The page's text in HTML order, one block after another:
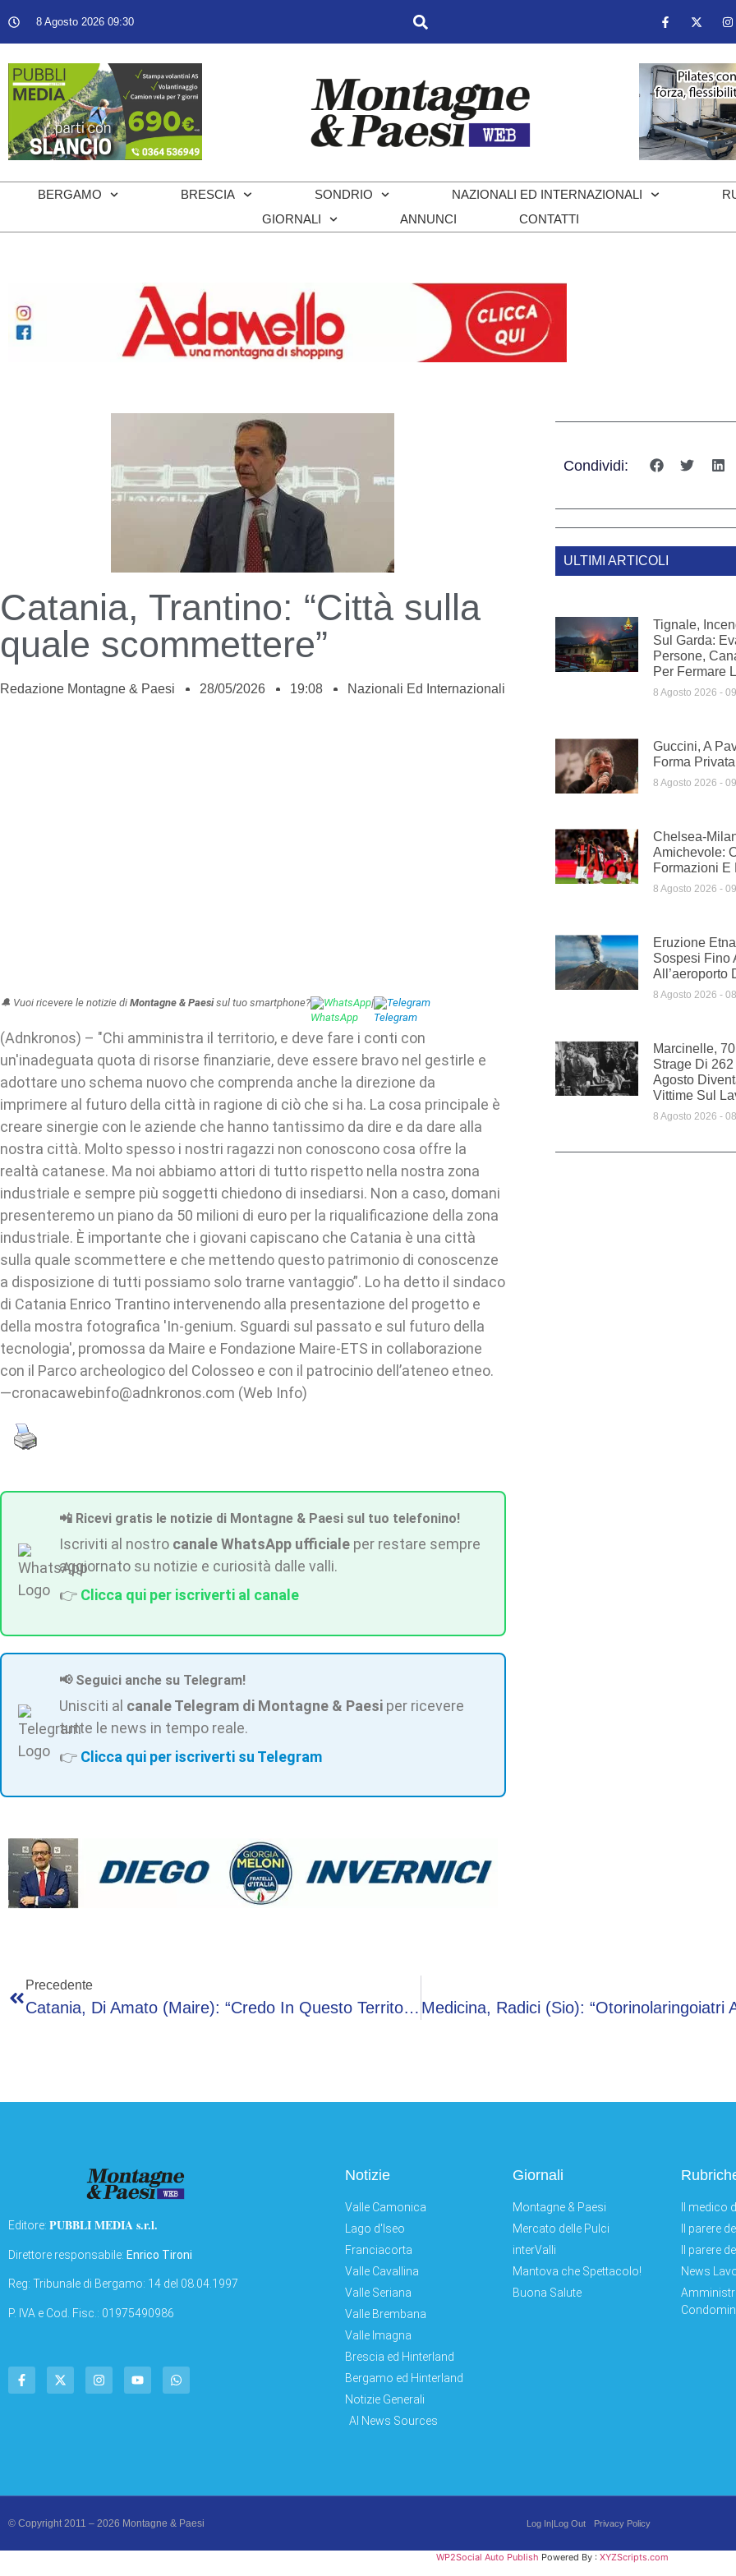
8 Agosto 2026 09:30
BERGAMO BRESCIA SONDRIO NAZIONALI ED INTERNAZIONALI
GIORNALI
ANNUNCI CONTATTI
Catania, Trantino: “Città sulla
quale scommettere”
Redazione Montagne & Paesi 28/05/2026 19:08 Nazionali Ed Internazionali
🔔 Vuoi ricevere le notizie di Montagne & Paesisul tuo smartphone? WhatsApp| Telegram
(Adnkronos) – "Chi amministra il territorio, e deve fare i conti con
un'inadeguata quota di risorse finanziarie, deve essere bravo nel gestirle e
adottare uno schema nuovo che comprenda anche la direzione da
imprimere al futuro della città in ragione di ciò che si ha. La cosa principale è
creare sinergie con le aziende che hanno tantissimo da dire e da dare alla
nostra città. Molto spesso i nostri ragazzi non conoscono cosa offre la
realtà catanese. Ma noi abbiamo attori di tutto rispetto nella nostra zona
industriale e sempre più soggetti chiedono di insediarsi. Non a caso, domani
presenteremo un piano da 50 milioni di euro per la riqualificazione della zona
industriale. È importante che i giovani capiscano che Catania è una città
sulla quale scommettere e che mettendo questo patrimonio di conoscenze
a disposizione di tutti possiamo solo trarne vantaggio”. Lo ha detto il sindaco
di Catania Enrico Trantino intervenendo alla presentazione del progetto e
della mostra fotografica 'In-genium. Sguardi sul passato e sul futuro della
tecnologia', promossa da Maire e Fondazione Maire-ETS in collaborazione
con il Parco archeologico del Colosseo e con il patrocinio dell’ateneo etneo.
—cronacawebinfo@adnkronos.com (Web Info)
📲 Ricevi gratis le notizie di Montagne & Paesi sul tuo telefonino!
Iscriviti al nostro canale WhatsApp ufficiale per restare sempre
aggiornato su notizie e curiosità dalle valli.
👉 Clicca qui per iscriverti al canale
📢 Seguici anche su Telegram!
Unisciti al canale Telegram di Montagne & Paesi per ricevere
tutte le news in tempo reale.
👉 Clicca qui per iscriverti su Telegram
Condividi:
ULTIMI ARTICOLI
Tignale,
Sul Garda:
Persone,
Per Fermare
8 Agosto 2026
Guccini, A
Forma Privata
8 Agosto 2026
Chelsea-
Amichevole:
Formazioni E
8 Agosto 2026
Eruzione
Sospesi Fino
All’aeroporto
8 Agosto 2026
Marcinelle,
Strage Di 262
Agosto
Vittime Sul
8 Agosto 2026
Precedente
Catania, Di Amato (Maire): “Credo In Questo Territorio, Dobbiamo Stimolare I Giovani”
Editore: PUBBLI MEDIA s.r.l.
Direttore responsabile: Enrico Tironi
Reg: Tribunale di Bergamo: 14 del 08.04.1997
P. IVA e Cod. Fisc.: 01975490986
Notizie
Valle Camonica
Lago d'Iseo
Franciacorta
Valle Cavallina
Valle Seriana
Valle Brembana
Valle Imagna
Brescia ed Hinterland
Bergamo ed Hinterland
Notizie Generali
AI News Sources
Giornali
Montagne & Paesi
Mercato delle Pulci
interValli
Mantova che Spettacolo!
Buona Salute
Il medico
Il parere
Il parere
News
© Copyright 2011 – 2026 Montagne & Paesi Log In|Log Out Privacy Policy
WP2Social Auto Publish Powered By : XYZScripts.com